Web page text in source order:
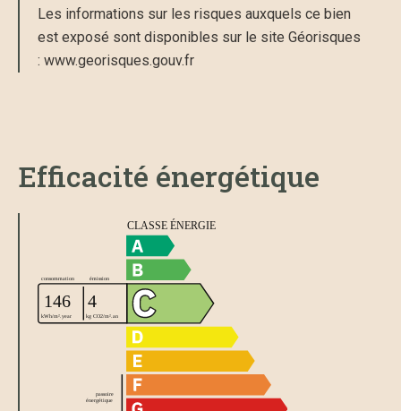
Les informations sur les risques auxquels ce bien
est exposé sont disponibles sur le site Géorisques
: www.georisques.gouv.fr
Efficacité énergétique